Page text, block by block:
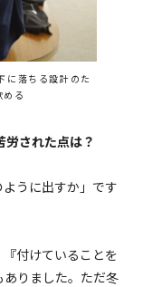
に落ちる設計のた
る
労された点は？
うに出すか」です
付けていることを
りました。ただ冬